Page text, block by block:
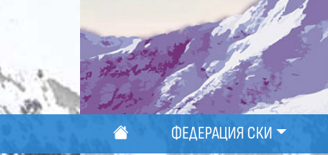
ФЕДЕРАЦИЯ СКИ